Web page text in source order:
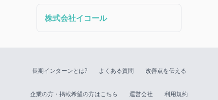
株式会社イコール
長期インターンとは? よくある質問 改善点を伝える
企業の方・掲載希望の方はこちら 運営会社 利用規約